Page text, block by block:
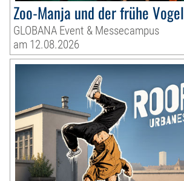
Zoo-Manja und der frühe Vogel
GLOBANA Event & Messecampus
am 12.08.2026